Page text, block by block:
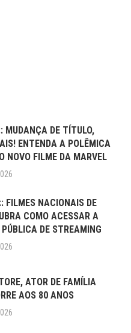
MUDANÇA DE TÍTULO,
ENTENDA A POLÊMICA
NOVO FILME DA MARVEL
FILMES NACIONAIS DE
COMO ACESSAR A
DE STREAMING
ATOR DE FAMÍLIA
AOS 80 ANOS